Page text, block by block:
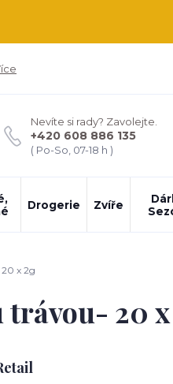
Nevíte si rady? Zavolejte.
+420 608 886 135
( Po-So, 07-18 h )
Drogerie Zvíře
x 2g
trávou- 20